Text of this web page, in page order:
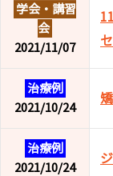
学会・講習
会
2021/11/07
治療例
2021/10/24
治療例
2021/10/24